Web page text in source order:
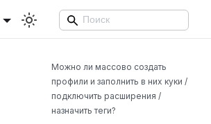
Можно ли массово создать
профили и заполнить в них куки /
подключить расширения /
назначить теги?